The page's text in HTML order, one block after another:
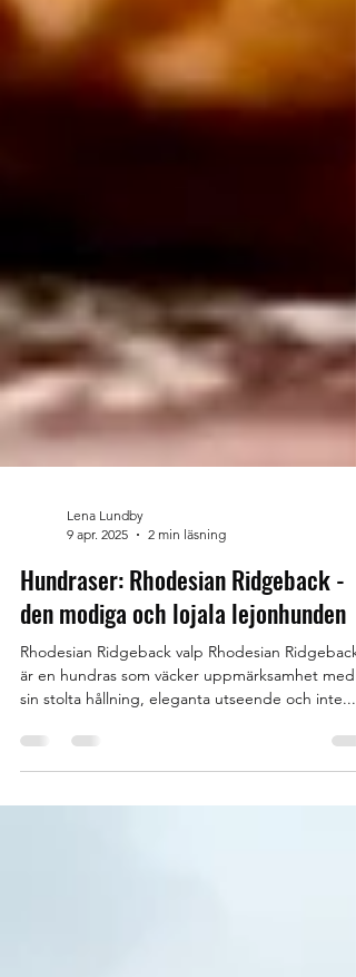
Lena Lundby
9 apr. 2025
2 min läsning
Hundraser: Rhodesian Ridgeback -
den modiga och lojala lejonhunden
Rhodesian Ridgeback valp Rhodesian Ridgeback
sin stolta hållning, eleganta utseende och inte...